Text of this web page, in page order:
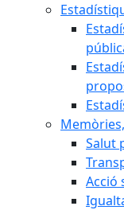
Salut
Acció